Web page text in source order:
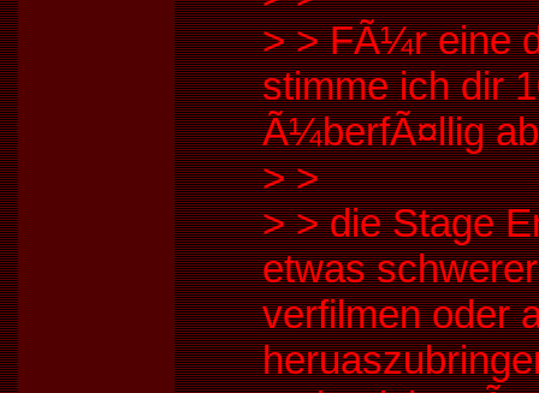
>> FÃ¼r eine
stimme ich dir
Ã¼berfÃ¤llig
>>
>> die Stage
etwas
verfilmen oder